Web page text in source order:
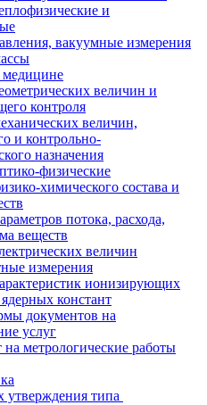
и
вакуумные измерения
величин и
контроля
величин,
и контрольно-
назначения
физические
химического состава и
потока, расхода,
веществ
величин
измерения
ионизирующих
констант
документов на
услуг
метрологические работы
утверждения типа